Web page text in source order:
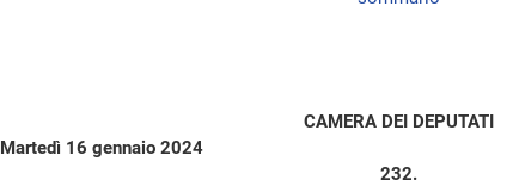
CAMERA DEI DEPUTATI
Martedì 16 gennaio 2024
232.